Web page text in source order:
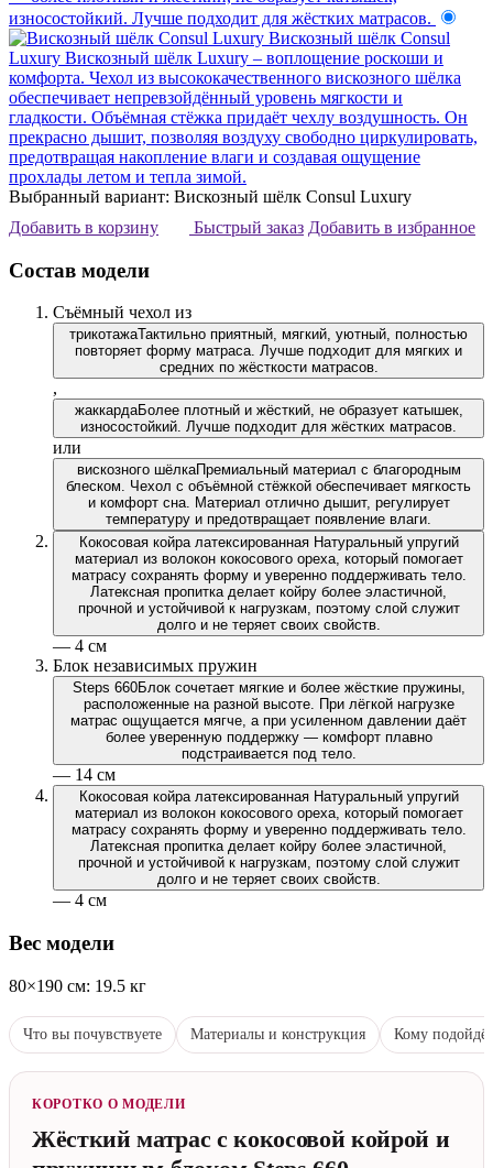
износостойкий. Лучше подходит для жёстких матрасов.
Вискозный шёлк Consul
Luxury Вискозный шёлк Luxury – воплощение роскоши и
комфорта. Чехол из высококачественного вискозного шёлка
обеспечивает непревзойдённый уровень мягкости и
гладкости. Объёмная стёжка придаёт чехлу воздушность. Он
прекрасно дышит, позволяя воздуху свободно циркулировать,
предотвращая накопление влаги и создавая ощущение
прохлады летом и тепла зимой.
Выбранный вариант: Вискозный шёлк Consul Luxury
Добавить в корзину
Быстрый заказ Добавить в избранное
Состав модели
Съёмный чехол из
трикотажаТактильно приятный, мягкий, уютный, полностью
повторяет форму матраса. Лучше подходит для мягких и
средних по жёсткости матрасов.
,
жаккардаБолее плотный и жёсткий, не образует катышек,
износостойкий. Лучше подходит для жёстких матрасов.
или
вискозного шёлкаПремиальный материал с благородным
блеском. Чехол с объёмной стёжкой обеспечивает мягкость
и комфорт сна. Материал отлично дышит, регулирует
температуру и предотвращает появление влаги.
Кокосовая койра латексированнаяНатуральный упругий
материал из волокон кокосового ореха, который помогает
матрасу сохранять форму и уверенно поддерживать тело.
Латексная пропитка делает койру более эластичной,
прочной и устойчивой к нагрузкам, поэтому слой служит
долго и не теряет своих свойств.
— 4 см
Блок независимых пружин
Steps 660Блок сочетает мягкие и более жёсткие пружины,
расположенные на разной высоте. При лёгкой нагрузке
матрас ощущается мягче, а при усиленном давлении даёт
более уверенную поддержку — комфорт плавно
подстраивается под тело.
— 14 см
Кокосовая койра латексированнаяНатуральный упругий
материал из волокон кокосового ореха, который помогает
матрасу сохранять форму и уверенно поддерживать тело.
Латексная пропитка делает койру более эластичной,
прочной и устойчивой к нагрузкам, поэтому слой служит
долго и не теряет своих свойств.
— 4 см
Вес модели
80×190 см: 19.5 кг
Что вы почувствуете Материалы и конструкция Кому подойдёт
КОРОТКО О МОДЕЛИ
Жёсткий матрас с кокосовой койрой и